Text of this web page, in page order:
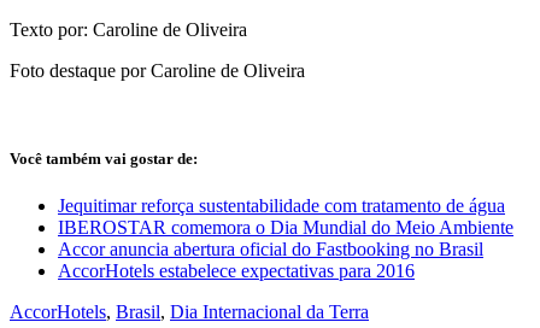
Texto por: Caroline de Oliveira
Foto destaque por Caroline de Oliveira
Você também vai gostar de:
Jequitimar reforça sustentabilidade com tratamento de água
IBEROSTAR comemora o Dia Mundial do Meio Ambiente
Accor anuncia abertura oficial do Fastbooking no Brasil
AccorHotels estabelece expectativas para 2016
AccorHotels, Brasil, Dia Internacional da Terra